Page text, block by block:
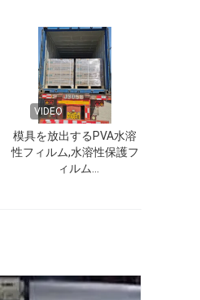
VIDEO
模具を放出するPVA水溶
性フィルム,水溶性保護フ
ィルム